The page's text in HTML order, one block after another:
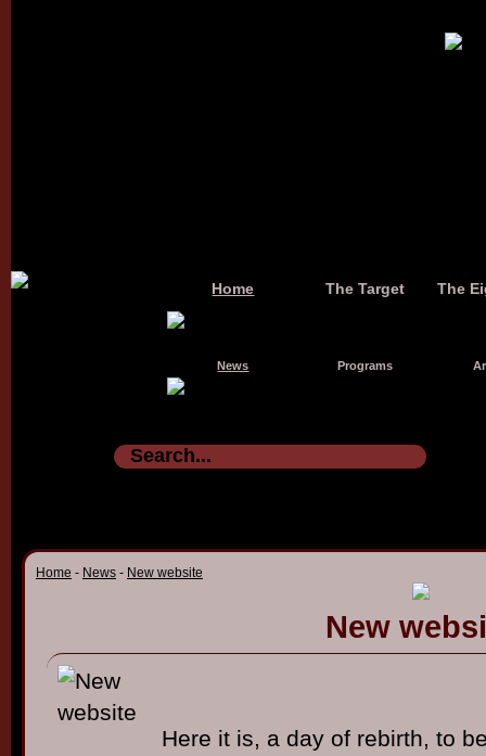
Home The Target The
News Programs
Home - News - New website
New
Here it is, a day of rebirth, to